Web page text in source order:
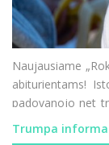
Naujausiame
abiturientams!
padovanojo net
kaip sekėsi
naujienos mi
Trumpa